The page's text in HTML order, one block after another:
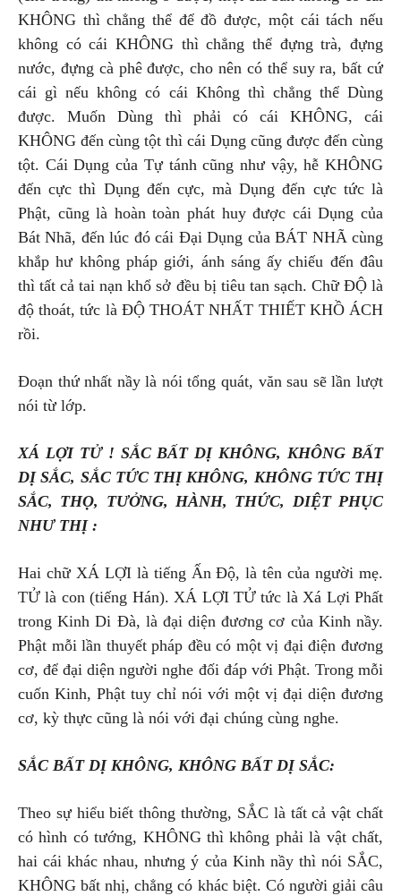
KHÔNG thì chẳng thể để đồ được, một cái tách nếu
không có cái KHÔNG thì chẳng thể đựng trà, đựng
nước, đựng cà phê được, cho nên có thể suy ra, bất cứ
cái gì nếu không có cái Không thì chẳng thể Dùng
được. Muốn Dùng thì phải có cái KHÔNG, cái
KHÔNG đến cùng tột thì cái Dụng cũng được đến cùng
tột. Cái Dụng của Tự tánh cũng như vậy, hễ KHÔNG
đến cực thì Dụng đến cực, mà Dụng đến cực tức là
Phật, cũng là hoàn toàn phát huy được cái Dụng của
Bát Nhã, đến lúc đó cái Đại Dụng của BÁT NHÃ cùng
khắp hư không pháp giới, ánh sáng ấy chiếu đến đâu
thì tất cả tai nạn khổ sở đều bị tiêu tan sạch. Chữ ĐỘ là
độ thoát, tức là ĐỘ THOÁT NHẤT THIẾT KHỒ ÁCH
rồi.
Đoạn thứ nhất nầy là nói tổng quát, văn sau sẽ lần lượt
nói từ lớp.
XÁ LỢI TỬ ! SẮC BẤT DỊ KHÔNG, KHÔNG BẤT
DỊ SẮC, SẮC TỨC THỊ KHÔNG, KHÔNG TỨC THỊ
SẮC, THỌ, TƯỞNG, HÀNH, THỨC, DIỆT PHỤC
NHƯ THỊ :
Hai chữ XÁ LỢI là tiếng Ấn Độ, là tên của người mẹ.
TỬ là con (tiếng Hán). XÁ LỢI TỬ tức là Xá Lợi Phất
trong Kinh Di Đà, là đại diện đương cơ của Kinh nầy.
Phật mỗi lần thuyết pháp đều có một vị đại điện đương
cơ, để đại diện người nghe đối đáp với Phật. Trong mỗi
cuốn Kinh, Phật tuy chỉ nói với một vị đại diện đương
cơ, kỳ thực cũng là nói với đại chúng cùng nghe.
SẮC BẤT DỊ KHÔNG, KHÔNG BẤT DỊ SẮC:
Theo sự hiểu biết thông thường, SẮC là tất cả vật chất
có hình có tướng, KHÔNG thì không phải là vật chất,
hai cái khác nhau, nhưng ý của Kinh nầy thì nói SẮC,
KHÔNG bất nhị, chẳng có khác biệt. Có người giải câu